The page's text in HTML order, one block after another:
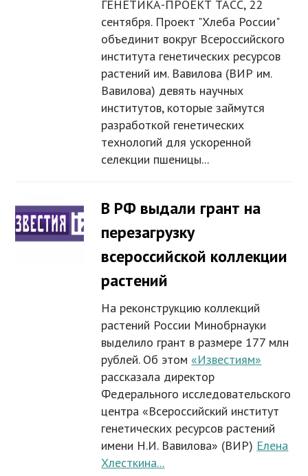
ГЕНЕТИКА-ПРОЕКТ ТАСС, 22
сентября. Проект "Хлеба России"
объединит вокруг Всероссийского
института генетических ресурсов
растений им. Вавилова (ВИР им.
Вавилова) девять научных
институтов, которые займутся
разработкой генетических
технологий для ускоренной
селекции пшеницы...
В РФ выдали грант на
перезагрузку
всероссийской коллекции
растений
На реконструкцию коллекций
растений России Минобрнауки
выделило грант в размере 177 млн
рублей. Об этом«Известиям»
рассказала директор
Федерального исследовательского
центра «Всероссийский институт
генетических ресурсов растений
имени Н.И. Вавилова» (ВИР) Елена
Хлесткина...